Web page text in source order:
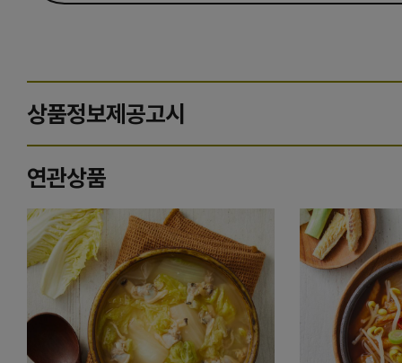
상품정보제공고시
연관상품